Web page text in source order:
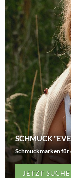
SCHMUCK
Schmuckmarken für
JETZT